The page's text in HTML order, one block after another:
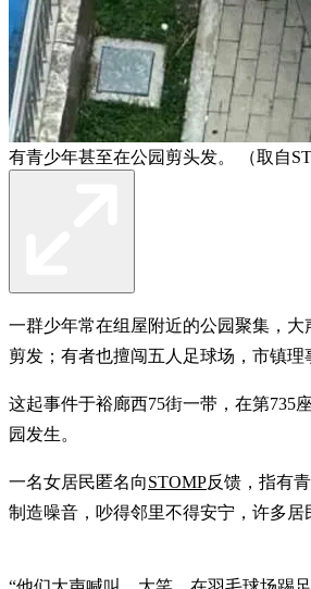
有青少年甚至在公园剪头发。 （取自
一群少年常在组屋附近的公园聚集，大
剪发；有者也擅闯五人足球场，市镇理
这起事件于裕廊西75街一带，在第735
园发生。
一名女居民匿名向STOMP反馈，指有
制造噪音，吵得邻里不得安宁，许多居